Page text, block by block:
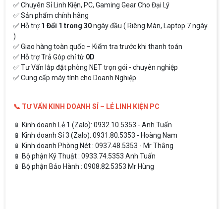
✅ Chuyên Sỉ Linh Kiện, PC, Gaming Gear Cho Đại Lý
✅ Sản phẩm chính hãng
✅ Hỗ trợ1 Đổi 1 trong 30ngày đầu ( Riêng Màn, Laptop 7 ngày
)
✅ Giao hàng toàn quốc – Kiểm tra trước khi thanh toán
✅ Hỗ trợ Trả Góp chỉ từ 0D
✅ Tư Vấn lắp đặt phòng NET trọn gói - chuyên nghiệp
✅ Cung cấp máy tính cho Doanh Nghiệp
📞 TƯ VẤN KINH DOANH SỈ – LẺ LINH KIỆN PC
📱 Kinh doanh Lẻ 1 (Zalo): 0932.10.5353 - Anh.Tuấn
📱 Kinh doanh Sỉ 3 (Zalo): 0931.80.5353 - Hoàng Nam
📱 Kinh doanh Phòng Nét : 0937.48.5353 - Mr Thắng
📱 Bộ phận Kỹ Thuật : 0933.74.5353 Anh Tuấn
📱 Bộ phận Bảo Hành : 0908.82.5353 Mr Hùng